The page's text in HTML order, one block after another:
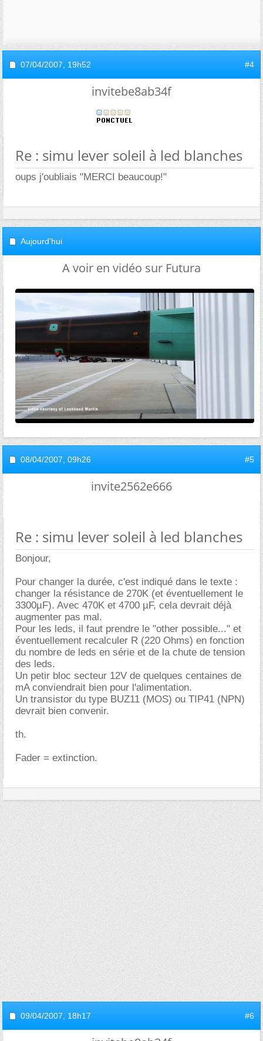
07/04/2007, 19h52 #4
invitebe8ab34f
Re : simu lever soleil à led blanches
oups j'oubliais "MERCI beaucoup!"
Aujourd'hui
A voir en vidéo sur Futura
08/04/2007, 09h26 #5
invite2562e666
Re : simu lever soleil à led blanches
Bonjour,
Pour changer la durée, c'est indiqué dans le texte :
changer la résistance de 270K (et éventuellement le
3300µF). Avec 470K et 4700 µF, cela devrait déjà
augmenter pas mal.
Pour les leds, il faut prendre le "other possible..." et
éventuellement recalculer R (220 Ohms) en fonction
du nombre de leds en série et de la chute de tension
des leds.
Un petir bloc secteur 12V de quelques centaines de
mA conviendrait bien pour l'alimentation.
Un transistor du type BUZ11 (MOS) ou TIP41 (NPN)
devrait bien convenir.
th.
Fader = extinction.
09/04/2007, 18h17 #6